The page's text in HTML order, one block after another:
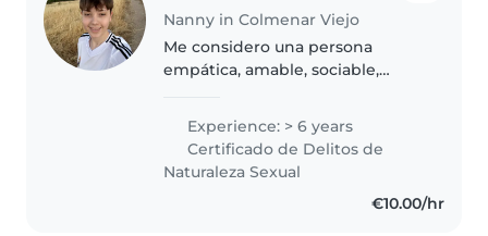
Nanny in Colmenar Viejo
Me considero una persona
empática, amable, sociable,
cuidado infantil. Dispongo de
gran paciencia, capacidad de
resolución de conflictos y una
comunicación..
Experience: > 6 years
Certificado de Delitos de
Naturaleza Sexual
€10.00/hr